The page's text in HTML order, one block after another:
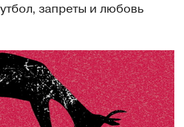
запреты и любовь